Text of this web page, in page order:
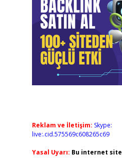
Reklam ve İletişim: Skype:
live:.cid.575569c608265c69
Yasal Uyarı: Bu internet